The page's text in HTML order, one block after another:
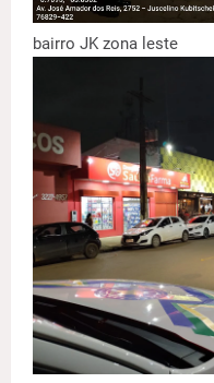
bairro JK zona leste